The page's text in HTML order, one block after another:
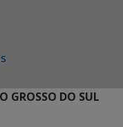
GROSSO DO SUL